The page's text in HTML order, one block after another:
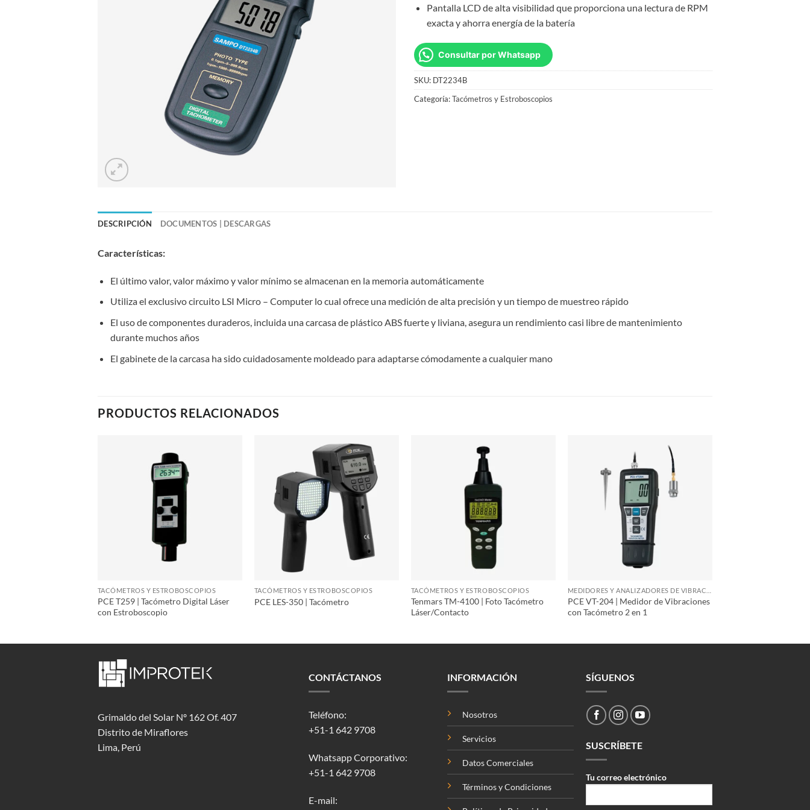
Pantalla LCD de alta visibilidad que proporciona una lectura de RPM
exacta y ahorra energía de la batería
Consultar por Whatsapp
SKU: DT2234B
Categoría:Tacómetros y Estroboscopios
DESCRIPCIÓN DOCUMENTOS | DESCARGAS
Características:
El último valor, valor máximo y valor mínimo se almacenan en la memoria automáticamente
Utiliza el exclusivo circuito LSI Micro – Computer lo cual ofrece una medición de alta precisión y un tiempo de muestreo rápido
El uso de componentes duraderos, incluida una carcasa de plástico ABS fuerte y liviana, asegura un rendimiento casi libre de mantenimiento
durante muchos años
El gabinete de la carcasa ha sido cuidadosamente moldeado para adaptarse cómodamente a cualquier mano
PRODUCTOS RELACIONADOS
TACÓMETROS Y ESTROBOSCOPIOS
PCE T259 | Tacómetro Digital Láser
con Estroboscopio
TACÓMETROS Y ESTROBOSCOPIOS
PCE LES-350 | Tacómetro
TACÓMETROS Y ESTROBOSCOPIOS
Tenmars TM-4100 | Foto Tacómetro
Láser/Contacto
PCE VT-204 | Medidor de Vibraciones
con Tacómetro 2 en 1
Grimaldo del Solar Nº 162 Of. 407
Distrito de Miraflores
Lima, Perú
CONTÁCTANOS
Teléfono:
+51-1 642 9708
Whatsapp Corporativo:
+51-1 642 9708
E-mail:
INFORMACIÓN
Nosotros
Servicios
Datos Comerciales
Términos y Condiciones
SÍGUENOS
SUSCRÍBETE
Tu correo electrónico